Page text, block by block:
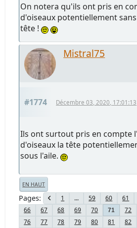
On notera qu'ils ont pris en
d'oiseaux potentiellement
tête !
Mistral75
#1774 Décembre 03, 2020, 17:01:13
Ils ont surtout pris en compte
d'oiseaux la tête
sous l'aile.
EN HAUT
Pages 1 ... 59 60 61
66
67 68 69 70 71 72
76
77 78 79 80 81 82